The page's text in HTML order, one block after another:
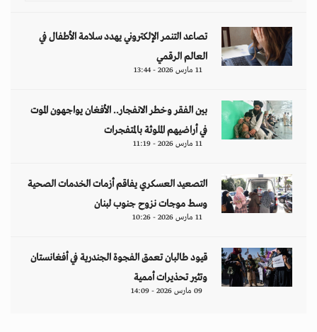
تصاعد التنمر الإلكتروني يهدد سلامة الأطفال في
العالم الرقمي
11 مارس 2026 - 13:44
بين الفقر وخطر الانفجار.. الأفغان يواجهون الموت
في أراضيهم الملوثة بالمتفجرات
11 مارس 2026 - 11:19
التصعيد العسكري يفاقم أزمات الخدمات الصحية
وسط موجات نزوح جنوب لبنان
11 مارس 2026 - 10:26
قيود طالبان تعمق الفجوة الجندرية في أفغانستان
وتثير تحذيرات أممية
09 مارس 2026 - 14:09